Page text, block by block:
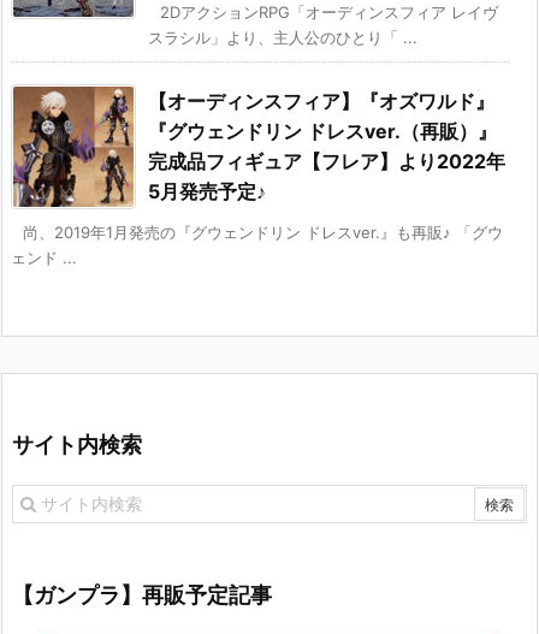
2DアクションRPG「オーディンスフィア レイヴ
スラシル」より、主人公のひとり「 ...
【オーディンスフィア】『オズワルド』
『グウェンドリン ドレスver.（再販）』
完成品フィギュア【フレア】より2022年
5月発売予定♪
尚、2019年1月発売の『グウェンドリン ドレスver.』も再販♪ 「グウ
ェンド ...
サイト内検索
【ガンプラ】再販予定記事